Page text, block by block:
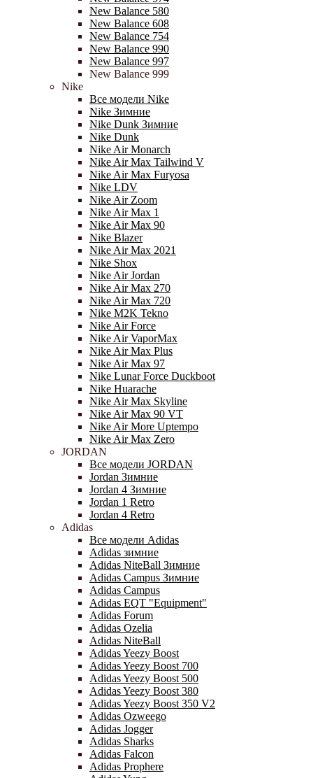
New Balance 580
New Balance 608
New Balance 754
New Balance 990
New Balance 997
New Balance 999
Nike
Все модели Nike
Nike Зимние
Nike Dunk Зимние
Nike Dunk
Nike Air Monarch
Nike Air Max Tailwind V
Nike Air Max Furyosa
Nike LDV
Nike Air Zoom
Nike Air Max 1
Nike Air Max 90
Nike Blazer
Nike Air Max 2021
Nike Shox
Nike Air Jordan
Nike Air Max 270
Nike Air Max 720
Nike M2K Tekno
Nike Air Force
Nike Air VaporMax
Nike Air Max Plus
Nike Air Max 97
Nike Lunar Force Duckboot
Nike Huarache
Nike Air Max Skyline
Nike Air Max 90 VT
Nike Air More Uptempo
Nike Air Max Zero
JORDAN
Все модели JORDAN
Jordan Зимние
Jordan 4 Зимние
Jordan 1 Retro
Jordan 4 Retro
Adidas
Все модели Adidas
Adidas зимние
Adidas NiteBall Зимние
Adidas Campus Зимние
Adidas Campus
Adidas EQT "Equipment"
Adidas Forum
Adidas Ozelia
Adidas NiteBall
Adidas Yeezy Boost
Adidas Yeezy Boost 700
Adidas Yeezy Boost 500
Adidas Yeezy Boost 380
Adidas Yeezy Boost 350 V2
Adidas Ozweego
Adidas Jogger
Adidas Sharks
Adidas Falcon
Adidas Prophere